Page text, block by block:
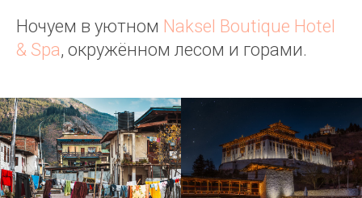
Ночуем в уютном Naksel Boutique Hotel
& Spa, окружённом лесом и горами.